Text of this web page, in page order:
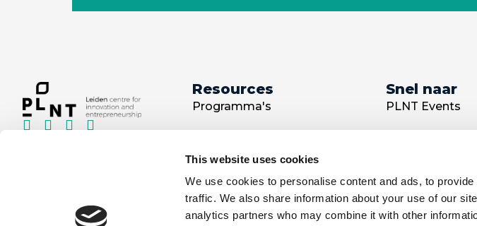
This website uses cookies
We use cookies to personalise content and ads, to
traffic. We also share information about your use of our
analytics partners who may combine it with other
Resources
Programma's
Projecten
Catering
Snel naar
PLNT Events
unlock_